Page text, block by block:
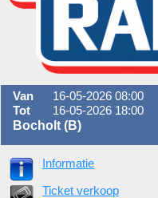
Van
16-05-2026 08:00
Tot
16-05-2026 18:00
Bocholt (B)
Informatie
Ticket verkoop